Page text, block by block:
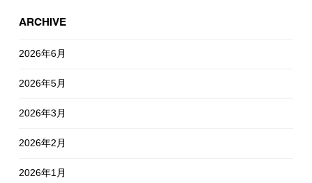
ARCHIVE
2026年6月
2026年5月
2026年3月
2026年2月
2026年1月